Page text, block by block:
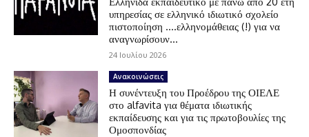
υπηρεσίας σε ελληνικό ιδιωτικό σχολείο
πιστοποίηση ….ελληνομάθειας (!) για να
αναγνωρίσουν...
24 Ιουλίου 2026
Ανακοινώσεις
Η συνέντευξη του Προέδρου της ΟΙΕΛΕ
στο alfavita για θέματα ιδιωτικής
εκπαίδευσης και για τις πρωτοβουλίες της
Ομοσπονδίας